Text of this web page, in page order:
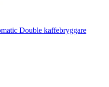
Double kaffebryggare